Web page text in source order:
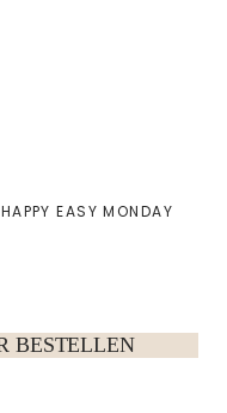
EASY MONDAY
BESTELLEN